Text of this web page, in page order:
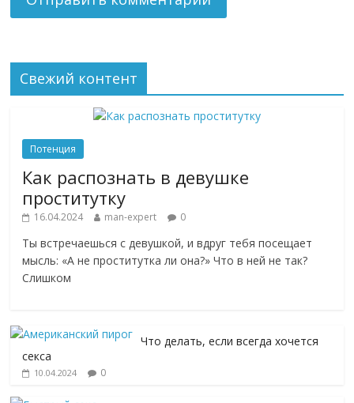
Свежий контент
Потенция
Как распознать в девушке
проститутку
16.04.2024 man-expert 0
Ты встречаешься с девушкой, и вдруг тебя посещает
мысль: «А не проститутка ли она?» Что в ней не так?
Слишком
Что делать, если всегда хочется
секса
10.04.2024 0